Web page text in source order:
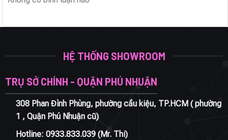
HỆ THỐNG SHOWROOM
TRỤ SỞ CHÍNH - QUẬN PHÚ NHUẬN
308 Phan Đình Phùng, phường cầu kiệu, TP.HCM ( phường
1 , Quận Phú Nhuận cũ)
Hotline: 0933.833.039(Mr. Thi)